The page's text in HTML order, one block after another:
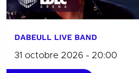
DABEULL LIVE BAND
31 octobre 2026 - 20:00